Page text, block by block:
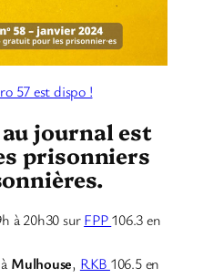
57 est dispo !
au journal est
prisonniers
à 20h30 surFPP106.3 en
Mulhouse, RKB 106.5 en